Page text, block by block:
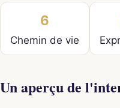
6
Chemin de vie
Un aperçu de